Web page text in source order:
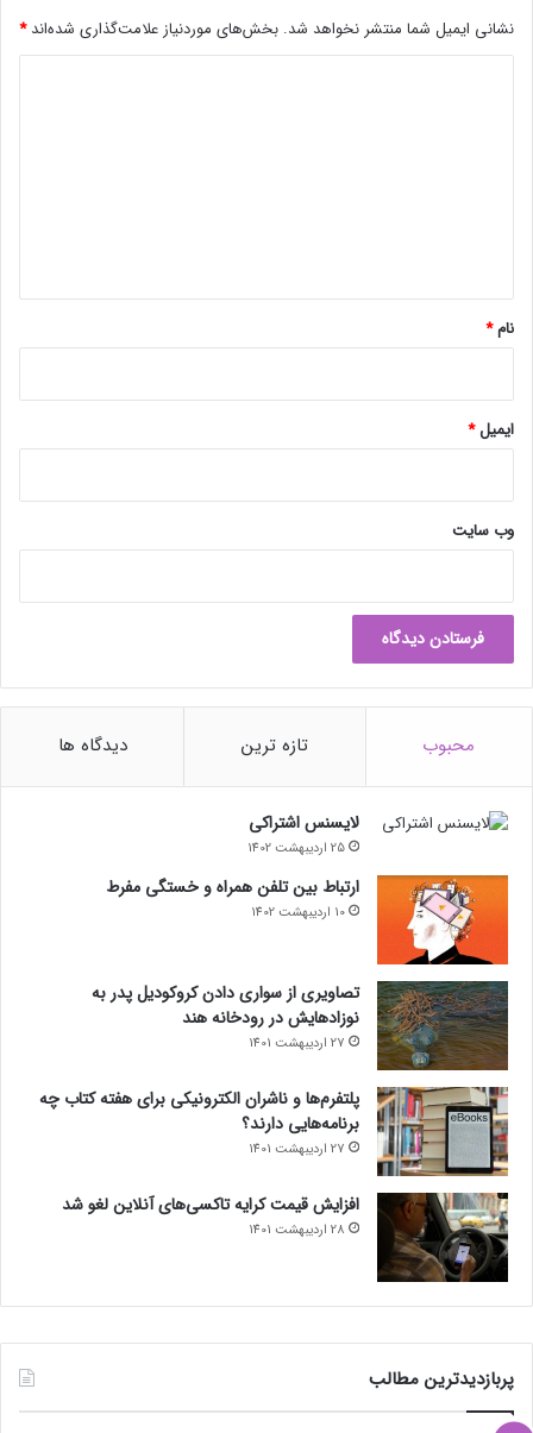
نشانی ایمیل شما منتشر نخواهد شد. بخش‌های موردنیاز علامت‌گذاری شده‌اند*
نام*
ایمیل*
وب‌ سایت
محبوب تازه ترین دیدگاه ها
لایسنس اشتراکی
25 اردیبهشت 1402
ارتباط بین تلفن همراه و خستگی مفرط
10 اردیبهشت 1402
تصاویری از سواری دادن کروکودیل پدر به
نوزادهایش در رودخانه هند
27 اردیبهشت 1401
پلتفرم‌ها و ناشران الکترونیکی برای هفته کتاب چه
برنامه‌هایی دارند؟
27 اردیبهشت 1401
افزایش قیمت کرایه تاکسی‌های آنلاین لغو شد
28 اردیبهشت 1401
پربازدیدترین مطالب